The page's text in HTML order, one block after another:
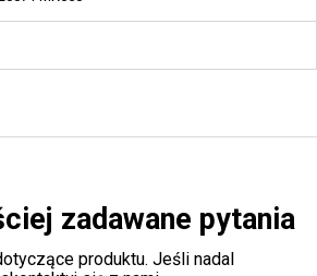
zadawane pytania
produktu. Jeśli nadal